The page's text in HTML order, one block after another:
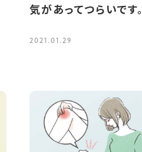
気があってつらいです。
2021.01.29